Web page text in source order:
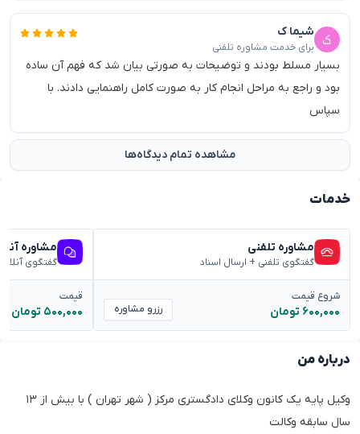
شیما ک
برای خدمت مشاوره تلفنی
بسیار مسلط بودند و توضیحات به صورتی بیان شد که فهم آن ساده
بود و راجع به مراحل انجام کار به صورت کامل راهنمایی دادند. با
سپاس
مشاهده تمام دیدگاه‌ها
درباره من
وکیل پایه یک کانون وکلای دادگستری مرکز ( شهر تهران ) با بیش از ۱۳
سال سابقه وکالت
خدمات
مشاوره تلفنی
گفتگوی تلفنی + ارسال اسناد
شروع قیمت
۶۰۰,۰۰۰ تومان رزرو مشاوره
مشاوره
گفتگوی
قیمت
۵۰۰,۰۰۰ تومان